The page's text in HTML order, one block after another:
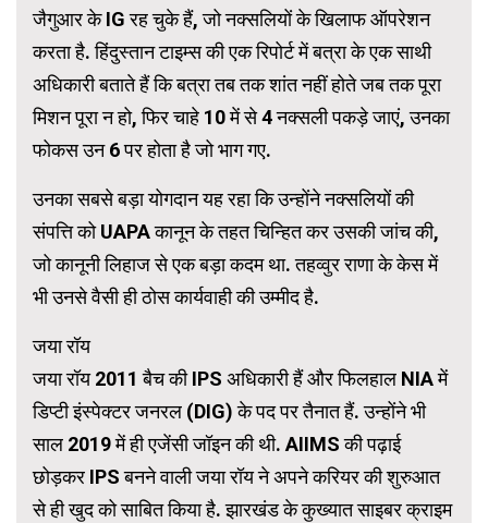
जैगुआर के IG रह चुके हैं, जो नक्‍सलियों के खिलाफ ऑपरेशन
करता है. हिंदुस्तान टाइम्स की एक रिपोर्ट में बत्रा के एक साथी
अधिकारी बताते हैं कि बत्रा तब तक शांत नहीं होते जब तक पूरा
मिशन पूरा न हो, फिर चाहे 10 में से 4 नक्‍सली पकड़े जाएं, उनका
फोकस उन 6 पर होता है जो भाग गए.
उनका सबसे बड़ा योगदान यह रहा कि उन्होंने नक्सलियों की
संपत्ति को UAPA कानून के तहत चिन्हित कर उसकी जांच की,
जो कानूनी लिहाज से एक बड़ा कदम था. तहव्वुर राणा के केस में
भी उनसे वैसी ही ठोस कार्यवाही की उम्मीद है.
जया रॉय
जया रॉय 2011 बैच की IPS अधिकारी हैं और फिलहाल NIA में
डिप्टी इंस्पेक्टर जनरल (DIG) के पद पर तैनात हैं. उन्होंने भी
साल 2019 में ही एजेंसी जॉइन की थी. AIIMS की पढ़ाई
छोड़कर IPS बनने वाली जया रॉय ने अपने करियर की शुरुआत
से ही खुद को साबित किया है. झारखंड के कुख्यात साइबर क्राइम